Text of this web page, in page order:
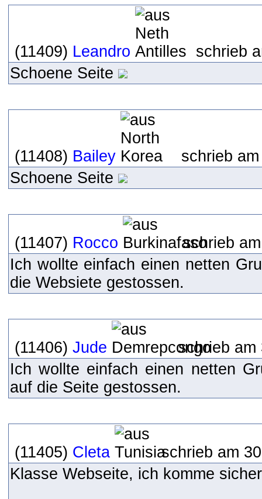
(11409) Leandro
schrieb
Schoene Seite
(11408) Bailey
schrieb
Schoene Seite
(11407) Rocco
schrieb
Ich wollte einfach einen netten
die Websiete gestossen.
(11406) Jude
schrieb am
Ich wollte einfach einen netten
auf die Seite gestossen.
(11405) Cleta
schrieb am
Klasse Webseite, ich komme